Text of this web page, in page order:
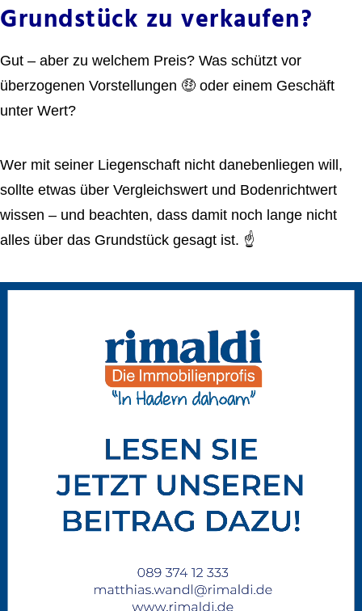
Grundstück zu verkaufen?
Gut – aber zu welchem Preis? Was schützt vor
überzogenen Vorstellungen 🤑 oder einem Geschäft
unter Wert?
Wer mit seiner Liegenschaft nicht danebenliegen will,
sollte etwas über Vergleichswert und Bodenrichtwert
wissen – und beachten, dass damit noch lange nicht
alles über das Grundstück gesagt ist. ☝
Video-